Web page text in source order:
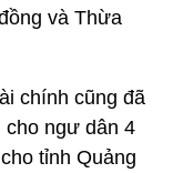
và Thừa
chính cũng đã
ngư dân 4
tỉnh Quảng